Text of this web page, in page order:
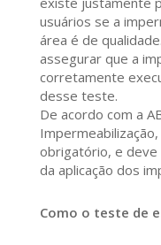
usuários se a
área é de
assegurar que a
corretamente
desse teste.
De acordo com a
obrigatório, e
da aplicação dos
Como o teste de